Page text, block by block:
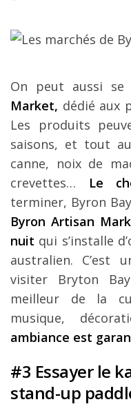
On peut aussi se
Market, dédié aux
Les produits
saisons, et tout
canne, noix de
crevettes… Le
terminer, Byron
Byron Artisan
nuit qui s’installe
australien. C’est
visiter Bryton
meilleur de la
musique,
ambiance est
#3 Essayer le
stand-up